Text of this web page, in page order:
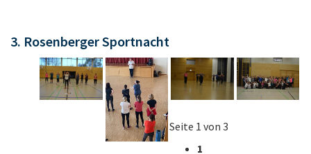
3. Rosenberger Sportnacht
Seite 1 von 3
1